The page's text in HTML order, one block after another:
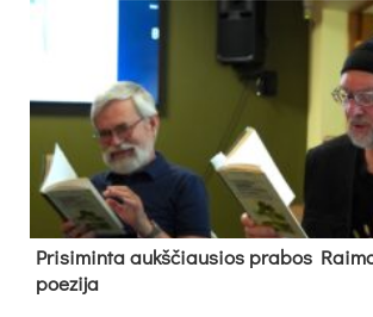
Pri­si­min­ta aukš­čiau­sios pra­bos
poe­zi­ja